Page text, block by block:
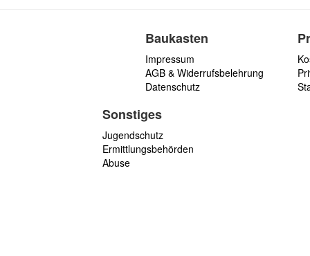
Baukasten
Impressum
AGB & Widerrufsbelehrung
Datenschutz
Sonstiges
Jugendschutz
Ermittlungsbehörden
Abuse